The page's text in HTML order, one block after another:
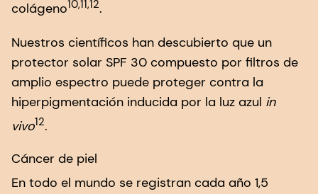
colágeno10,11,12.
Nuestros científicos han descubierto que un
protector solar SPF 30 compuesto por filtros de
amplio espectro puede proteger contra la
hiperpigmentación inducida por la luz azul in
vivo12.
Cáncer de piel
En todo el mundo se registran cada año 1,5